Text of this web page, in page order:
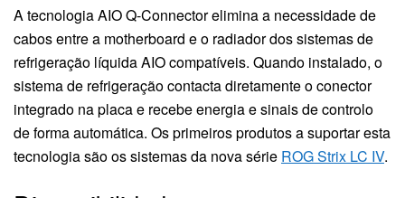
A tecnologia AIO Q-Connector elimina a necessidade de
cabos entre a motherboard e o radiador dos sistemas de
refrigeração líquida AIO compatíveis. Quando instalado, o
sistema de refrigeração contacta diretamente o conector
integrado na placa e recebe energia e sinais de controlo
de forma automática. Os primeiros produtos a suportar esta
tecnologia são os sistemas da nova série ROG Strix LC IV.